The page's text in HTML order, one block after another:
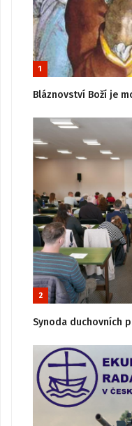
1
Bláznovství Boží je
2
Synoda duchovních